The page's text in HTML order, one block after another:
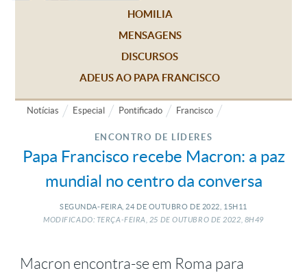
HOMILIA
MENSAGENS
DISCURSOS
ADEUS AO PAPA FRANCISCO
Notícias Especial Pontificado Francisco
ENCONTRO DE LÍDERES
Papa Francisco recebe Macron: a paz
mundial no centro da conversa
SEGUNDA-FEIRA, 24 DE OUTUBRO DE 2022, 15H11
MODIFICADO: TERÇA-FEIRA, 25 DEOUTUBRO DE2022, 8H49
Macron encontra-se em Roma para